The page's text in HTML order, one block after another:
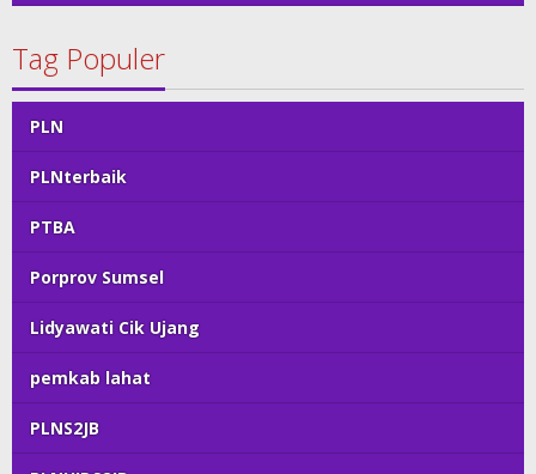
Tag Populer
PLN
PLNterbaik
PTBA
Porprov Sumsel
Lidyawati Cik Ujang
pemkab lahat
PLNS2JB